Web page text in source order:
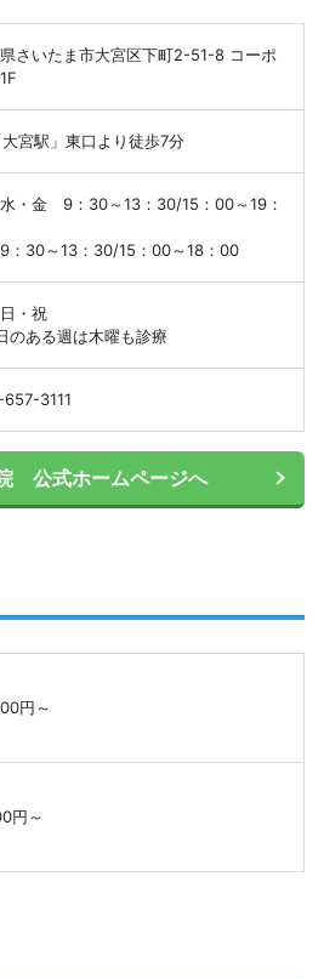
さいたま市大宮区下町2-51-8 コーポ
宮駅」東口より徒歩7分
水・金 9：30～13：30/15：00～19：
30～13：30/15：00～18：00
・祝
のある週は木曜も診療
3111
公式ホームページへ
円～
円～